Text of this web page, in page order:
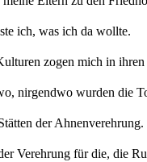
ich, was ich da wollte.
zogen mich in ihren
nirgendwo wurden die
der Ahnenverehrung.
Verehrung für die, die